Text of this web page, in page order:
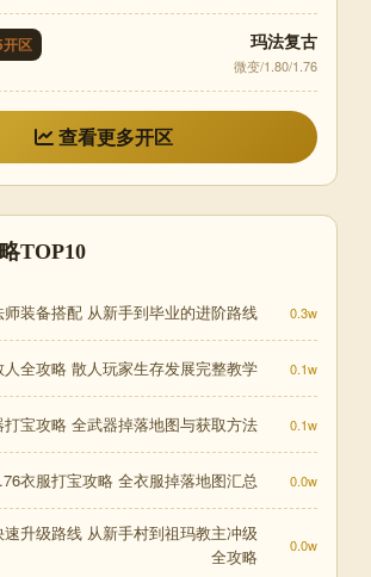
区 玛法复古
微变/1.80/1.76
查看更多开区
TOP10
师装备搭配 从新手到毕业的进阶路线 0.3w
人全攻略 散人玩家生存发展完整教学 0.1w
打宝攻略 全武器掉落地图与获取方法 0.1w
衣服打宝攻略 全衣服掉落地图汇总 0.0w
速升级路线 从新手村到祖玛教主冲级
全攻略
0.0w